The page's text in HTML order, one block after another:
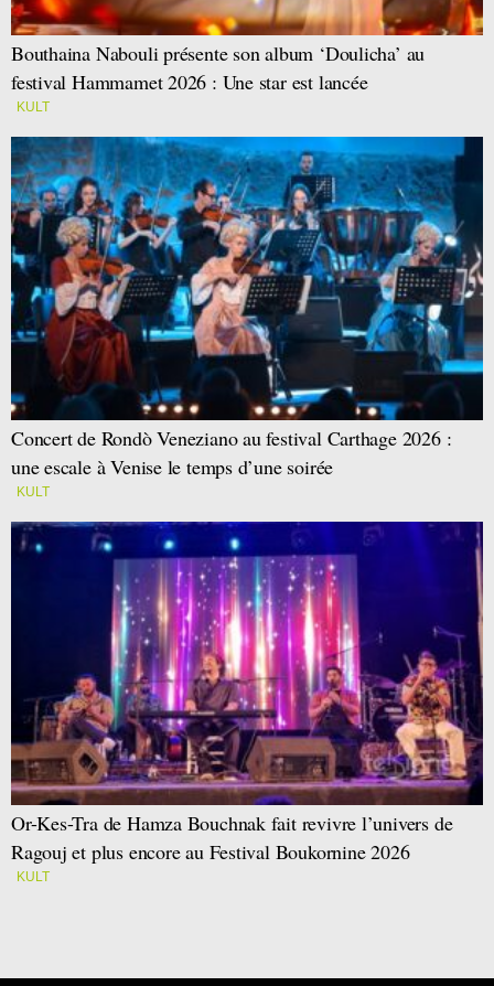
Bouthaina Nabouli présente son album ‘Doulicha’ au
festival Hammamet 2026 : Une star est lancée
KULT
Concert de Rondò Veneziano au festival Carthage 2026 :
une escale à Venise le temps d’une soirée
KULT
Or-Kes-Tra de Hamza Bouchnak fait revivre l’univers de
Ragouj et plus encore au Festival Boukornine 2026
KULT